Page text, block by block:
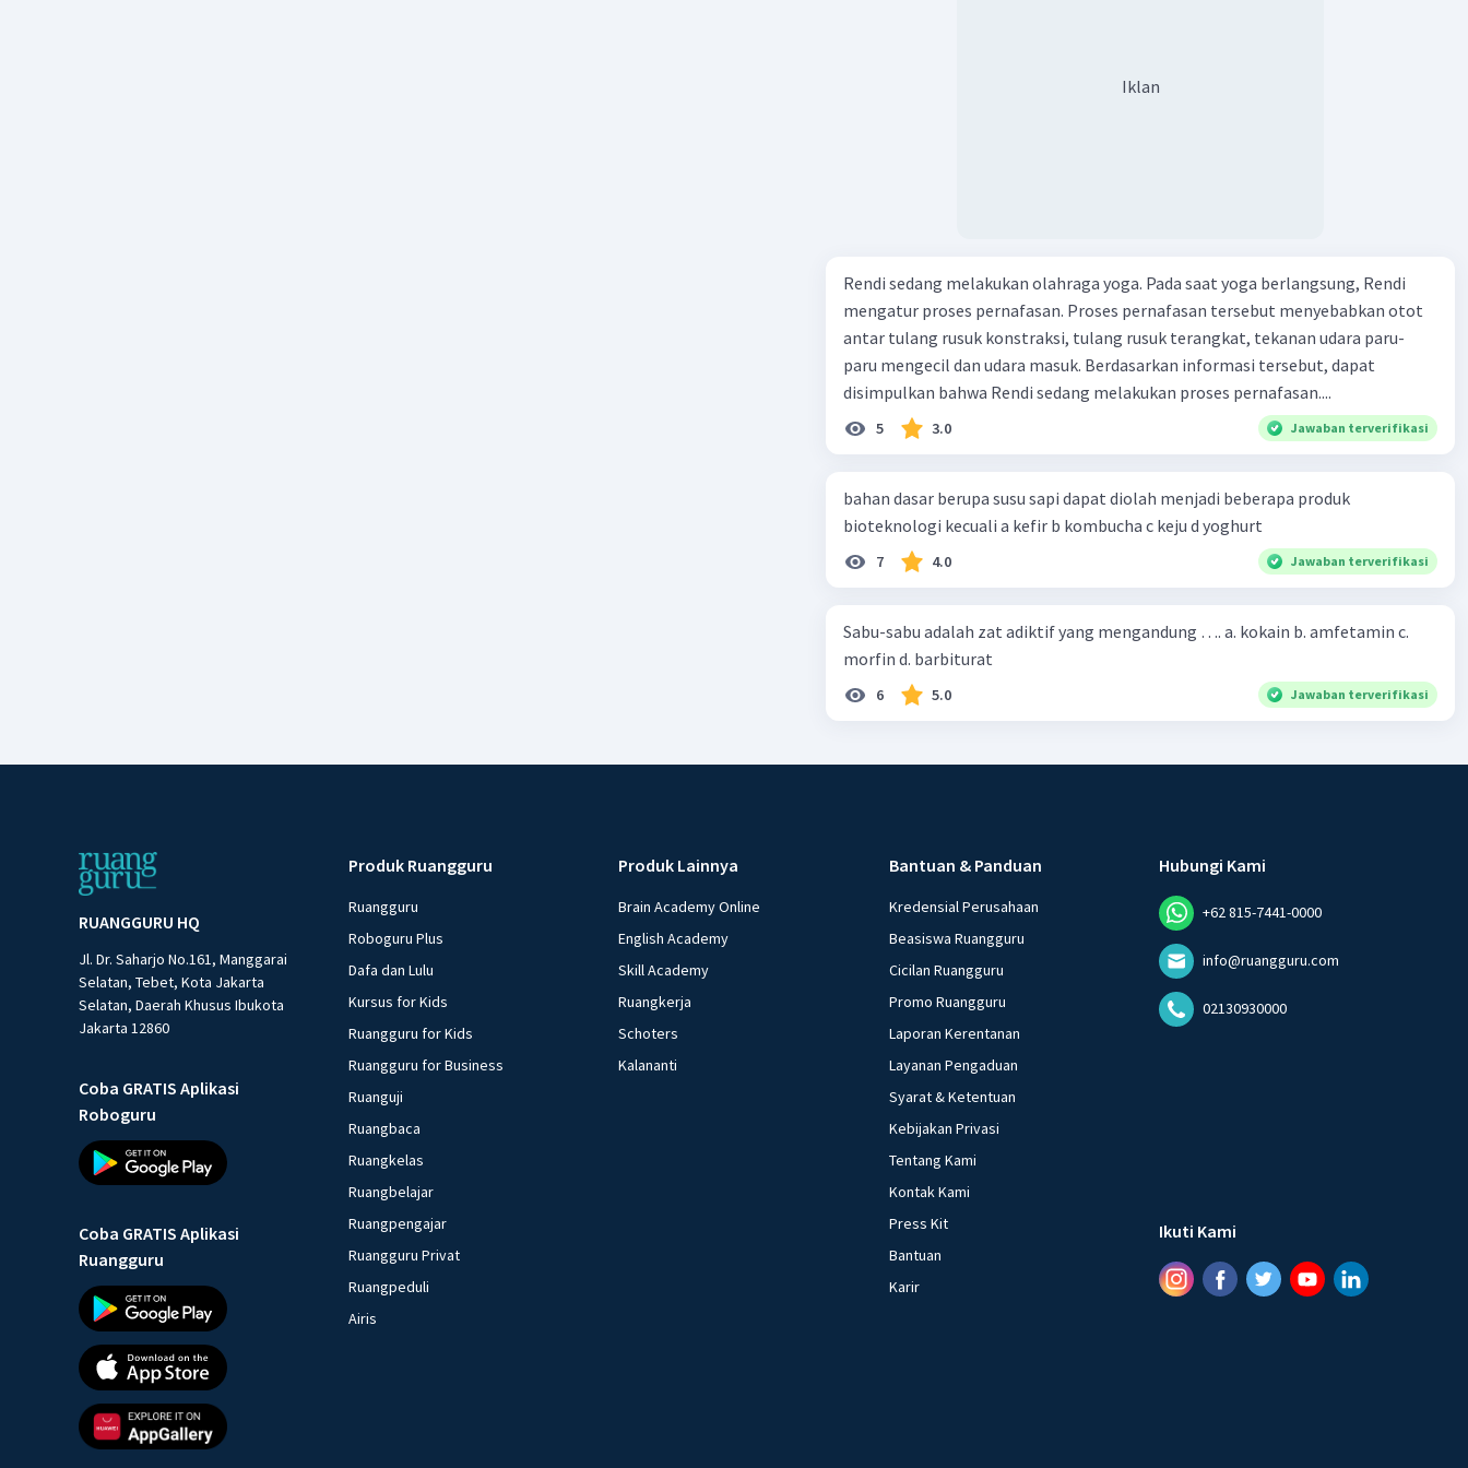
Iklan
Rendi sedang melakukan olahraga yoga. Pada saat yoga berlangsung, Rendi
mengatur proses pernafasan. Proses pernafasan tersebut menyebabkan otot
antar tulang rusuk konstraksi, tulang rusuk terangkat, tekanan udara paru-
paru mengecil dan udara masuk. Berdasarkan informasi tersebut, dapat
disimpulkan bahwa Rendi sedang melakukan proses pernafasan....
5 3.0 Jawaban terverifikasi
bahan dasar berupa susu sapi dapat diolah menjadi beberapa produk
bioteknologi kecuali a kefir b kombucha c keju d yoghurt
7 4.0 Jawaban terverifikasi
Sabu-sabu adalah zat adiktif yang mengandung …. a. kokain b. amfetamin c.
morfin d. barbiturat
6 5.0 Jawaban terverifikasi
RUANGGURU HQ
Jl. Dr. Saharjo No.161, Manggarai
Selatan, Tebet, Kota Jakarta
Selatan, Daerah Khusus Ibukota
Jakarta 12860
Coba GRATIS Aplikasi
Roboguru
Coba GRATIS Aplikasi
Ruangguru
Produk Ruangguru
Ruangguru
Roboguru Plus
Dafa dan Lulu
Kursus for Kids
Ruangguru for Kids
Ruangguru for Business
Ruanguji
Ruangbaca
Ruangkelas
Ruangbelajar
Ruangpengajar
Ruangguru Privat
Ruangpeduli
Airis
Produk Lainnya
Brain Academy Online
English Academy
Skill Academy
Ruangkerja
Schoters
Kalananti
Bantuan & Panduan
Kredensial Perusahaan
Beasiswa Ruangguru
Cicilan Ruangguru
Promo Ruangguru
Laporan Kerentanan
Layanan Pengaduan
Syarat & Ketentuan
Kebijakan Privasi
Tentang Kami
Kontak Kami
Press Kit
Bantuan
Karir
Hubungi Kami
+62 815-7441-0000
info@ruangguru.com
02130930000
Ikuti Kami